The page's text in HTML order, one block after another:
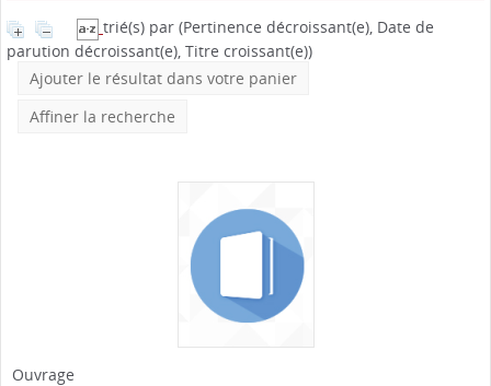
trié(s) par (Pertinence décroissant(e), Date de
parution décroissant(e), Titre croissant(e))
Ajouter le résultat dans votre panier
Affiner la recherche
Ouvrage